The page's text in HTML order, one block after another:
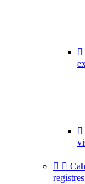


 
registres